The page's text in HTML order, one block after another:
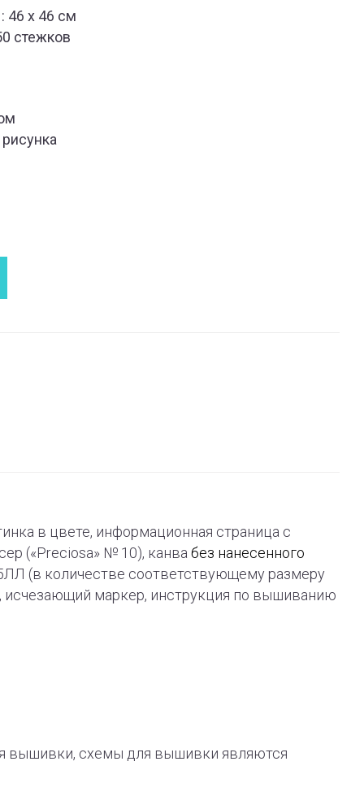
46 x 46 см
стежков
в цвете, информационная страница с
(«Preciosa» № 10), канва без нанесенного
(в количестве соответствующему размеру
исчезающий маркер, инструкция по вышиванию
вышивки, схемы для вышивки являются